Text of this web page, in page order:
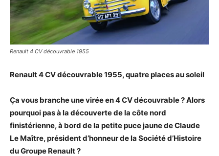
Renault 4 CV découvrable 1955
Renault 4 CV découvrable 1955, quatre places au soleil
Ça vous branche une virée en 4 CV découvrable ? Alors
pourquoi pas à la découverte de la côte nord
finistérienne, à bord de la petite puce jaune de Claude
Le Maître, président d’honneur de la Société d’Histoire
du Groupe Renault ?